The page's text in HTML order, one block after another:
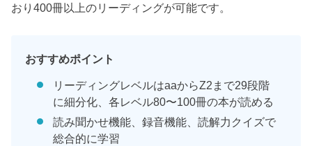
おり400冊以上のリーディングが可能です。
おすすめポイント
リーディングレベルはaaからZ2まで29段階
に細分化、各レベル80〜100冊の本が読める
読み聞かせ機能、録音機能、読解力クイズで
総合的に学習